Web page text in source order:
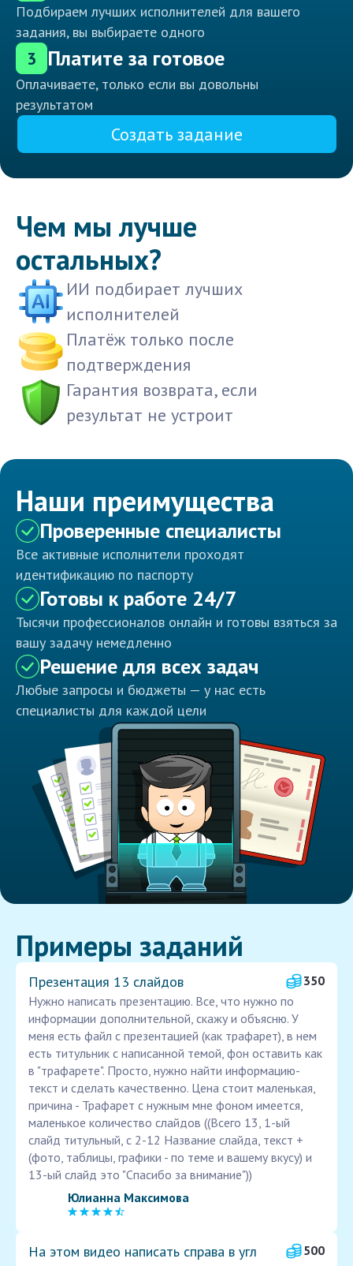
Подбираем лучших исполнителей для вашего
задания, вы выбираете одного
3 Платите за готовое
Оплачиваете, только если вы довольны
результатом
Создать задание
Чем мы лучше
остальных?
ИИ подбирает лучших
исполнителей
Платёж только после
подтверждения
Гарантия возврата, если
результат не устроит
Наши преимущества
Проверенные специалисты
Все активные исполнители проходят
идентификацию по паспорту
Готовы к работе 24/7
Тысячи профессионалов онлайн и готовы взяться за
вашу задачу немедленно
Решение для всех задач
Любые запросы и бюджеты — у нас есть
специалисты для каждой цели
Примеры заданий
Презентация 13 слайдов
350
Нужно написать презентацию. Все, что нужно по
информации дополнительной, скажу и объясню. У
меня есть файл с презентацией (как трафарет), в нем
есть титульник с написанной темой, фон оставить как
в "трафарете". Просто, нужно найти информацию-
текст и сделать качественно. Цена стоит маленькая,
причина - Трафарет с нужным мне фоном имеется,
маленькое количество слайдов ((Всего 13, 1-ый
слайд титульный, с 2-12 Название слайда, текст +
(фото, таблицы, графики - по теме и вашему вкусу) и
13-ый слайд это "Спасибо за внимание"))
Юлианна Максимова
На этом видео написать справа в угл
500